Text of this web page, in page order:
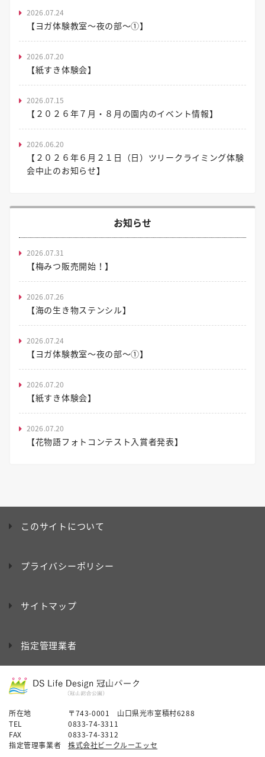
2026.07.24
【ヨガ体験教室～夜の部～①】
2026.07.20
【紙すき体験会】
2026.07.15
【２０２６年７月・８月の園内のイベント情報】
2026.06.20
【２０２６年６月２１日（日）ツリークライミング体験
会中止のお知らせ】
お知らせ
2026.07.31
【梅みつ販売開始！】
2026.07.26
【海の生き物ステンシル】
2026.07.24
【ヨガ体験教室～夜の部～①】
2026.07.20
【紙すき体験会】
2026.07.20
【花物語フォトコンテスト入賞者発表】
このサイトについて
プライバシーポリシー
サイトマップ
指定管理業者
所在地
〒743-0001 山口県光市室積村6288
TEL
0833-74-3311
FAX
0833-74-3312
指定管理事業者
株式会社ビークルーエッセ